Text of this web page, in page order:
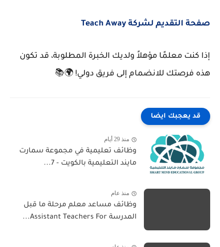
صفحة التقديم لشركة Teach Away
إذا كنت معلمًا مؤهلاً ولديك الخبرة المطلوبة، قد تكون
هذه فرصتك للانضمام إلى فريق دولي! 🌍📚
قد يعجبك ايضا
منذ 29 أيام
وظائف تعليمية في مجموعة سمارت
مايند التعليمية بالكويت - 7...
منذ عام
وظائف مساعد معلم مرحلة ما قبل
المدرسة Assistant Teachers For...